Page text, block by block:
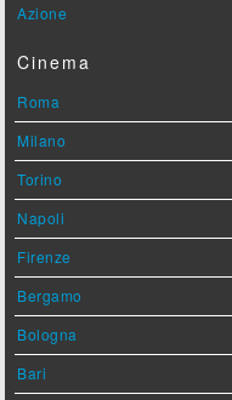
Azione
Cinema
Roma
Milano
Torino
Napoli
Firenze
Bergamo
Bologna
Bari